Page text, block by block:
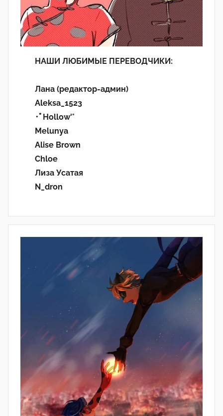
НАШИ ЛЮБИМЫЕ ПЕРЕВОДЧИКИ:
Лана (редактор-админ)
Aleksa_1523
･ﾟHollow'°
Melunya
Alise Brown
Chloe
Лиза Усатая
N_dron